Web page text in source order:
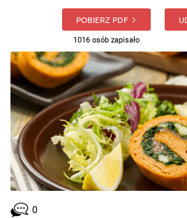
POBIERZ PDF
1016 osób zapisało
0